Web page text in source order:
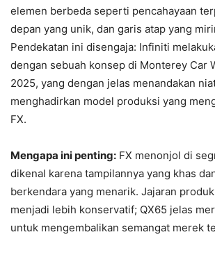
elemen berbeda seperti pencahayaan
depan yang unik, dan garis atap yang
Pendekatan ini disengaja: Infiniti
dengan sebuah konsep di Monterey Car
2025, yang dengan jelas menandakan
menghadirkan model produksi yang
FX.
Mengapa ini penting: FX menonjol di
dikenal karena tampilannya yang khas
berkendara yang menarik. Jajaran
menjadi lebih konservatif; QX65 jelas
untuk mengembalikan semangat merek